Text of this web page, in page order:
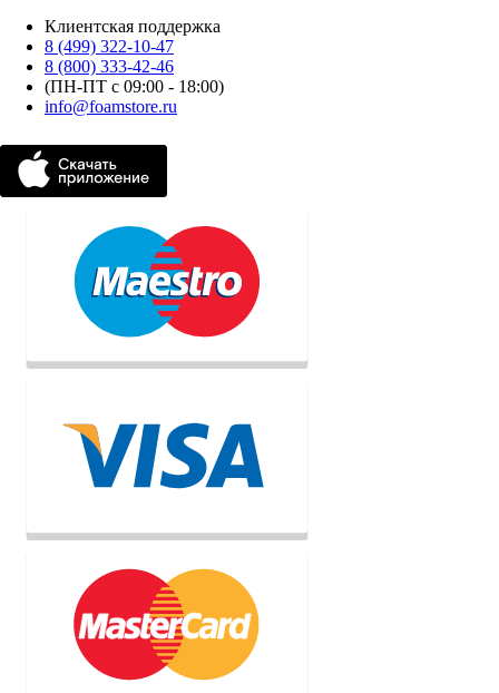
Клиентская поддержка
8 (499) 322-10-47
8 (800) 333-42-46
(ПН-ПТ с 09:00 - 18:00)
info@foamstore.ru